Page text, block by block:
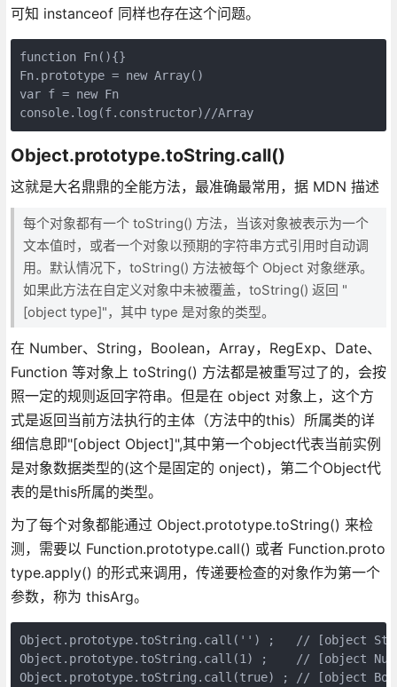
可知 instanceof 同样也存在这个问题。
function Fn(){}
Fn.prototype = new Array()
var f = new Fn
console.log(f.constructor)//Array
Object.prototype.toString.call()
这就是大名鼎鼎的全能方法，最准确最常用，据 MDN 描述
每个对象都有一个 toString() 方法，当该对象被表示为一个
文本值时，或者一个对象以预期的字符串方式引用时自动调
用。默认情况下，toString() 方法被每个 Object 对象继承。
如果此方法在自定义对象中未被覆盖，toString() 返回 "
[object type]"，其中 type 是对象的类型。
在 Number、String，Boolean，Array，RegExp、Date、
Function 等对象上 toString() 方法都是被重写过了的，会按
照一定的规则返回字符串。但是在 object 对象上，这个方
式是返回当前方法执行的主体（方法中的this）所属类的详
细信息即"[object Object]",其中第一个object代表当前实例
是对象数据类型的(这个是固定的 onject)，第二个Object代
表的是this所属的类型。
为了每个对象都能通过 Object.prototype.toString() 来检
测，需要以 Function.prototype.call() 或者 Function.proto
type.apply() 的形式来调用，传递要检查的对象作为第一个
参数，称为 thisArg。
Object.prototype.toString.call('') ;   // [object
Object.prototype.toString.call(1) ;    // [object
Object.prototype.toString.call(true) ; // [object